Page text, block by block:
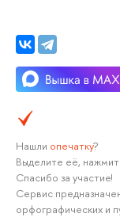
Нашли опечатку?
Выделите её,
Спасибо за участие!
Сервис
орфографических и